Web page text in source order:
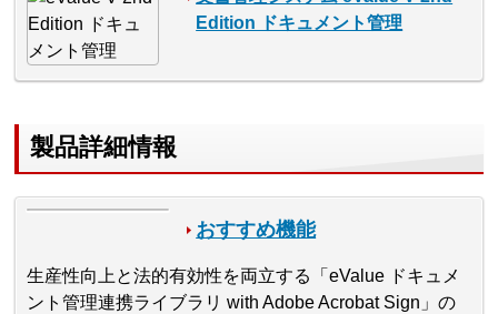
Edition ドキュメント管理
製品詳細情報
おすすめ機能
生産性向上と法的有効性を両立する「eValue ドキュメ
ント管理連携ライブラリ with Adobe Acrobat Sign」の